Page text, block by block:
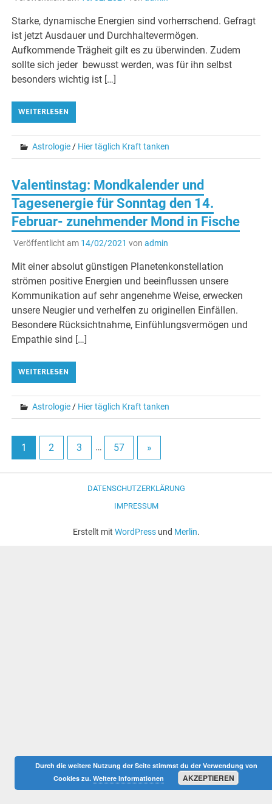
Starke, dynamische Energien sind vorherrschend. Gefragt
ist jetzt Ausdauer und Durchhaltevermögen.
Aufkommende Trägheit gilt es zu überwinden. Zudem
sollte sich jeder bewusst werden, was für ihn selbst
besonders wichtig ist […]
WEITERLESEN
Astrologie / Hier täglich Kraft tanken
Valentinstag: Mondkalender und
Tagesenergie für Sonntag den 14.
Februar- zunehmender Mond in Fische
Veröffentlicht am 14/02/2021 von admin
Mit einer absolut günstigen Planetenkonstellation
strömen positive Energien und beeinflussen unsere
Kommunikation auf sehr angenehme Weise, erwecken
unsere Neugier und verhelfen zu originellen Einfällen.
Besondere Rücksichtnahme, Einfühlungsvermögen und
Empathie sind […]
WEITERLESEN
Astrologie / Hier täglich Kraft tanken
1 2 3 … 57 »
DATENSCHUTZERKLÄRUNG
IMPRESSUM
Erstellt mit WordPressund Merlin.
Durch die weitere Nutzung der Seite stimmst du der Verwendung von
Cookies zu.Weitere Informationen AKZEPTIEREN